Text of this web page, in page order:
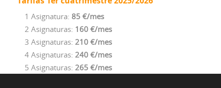
1 Asignatura: 85 €/mes
2 Asignaturas: 160 €/mes
3 Asignaturas: 210 €/mes
4 Asignaturas: 240 €/mes
5 Asignaturas: 265 €/mes